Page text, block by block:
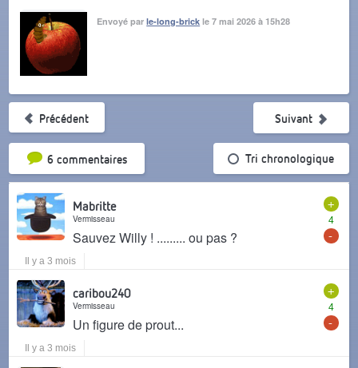
Envoyé parle-long-brick le 7 mai 2026 à 15h28
Précédent
6 commentairesTri par popularité Tri chronologique
Suivant
+
4
-
Mabritte
Vermisseau
Sauvez Willy ! ......... ou pas ?
Il y a 3 mois
+
4
-
caribou240
Vermisseau
Un figure de prout...
Il y a 3 mois